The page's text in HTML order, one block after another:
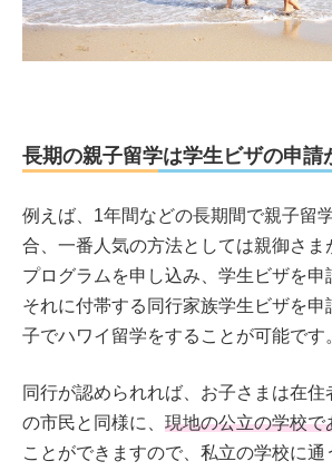
長期の親子留学は学生ビザの申請
例えば、1年間などの長期間で親子留
合、一番人気の方法としては親御さま
プログラムを申し込み、学生ビザを申
それに付帯する同行家族学生ビザを申
子でハワイ留学をすることが可能です
同行が認められれば、お子さまは在住
の市民と同様に、 現地の公立の学校で
ことができますので、私立の学校に